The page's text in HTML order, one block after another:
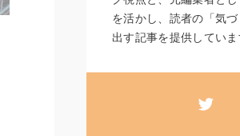
を活かし、読者の「気づ
出す記事を提供していま